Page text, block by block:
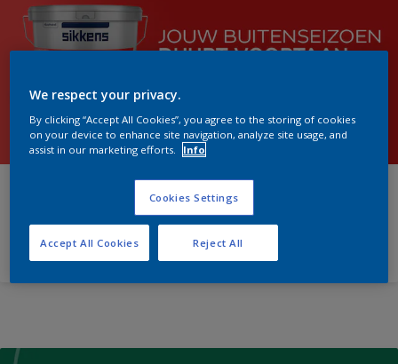
Meer informatie
We respect your privacy.
By clicking “Accept All Cookies”, you agree to the storing of cookies
on your device to enhance site navigation, analyze site usage, and
assist in our marketing efforts.
Info
Cookies Settings
Reject All
Accept All Cookies